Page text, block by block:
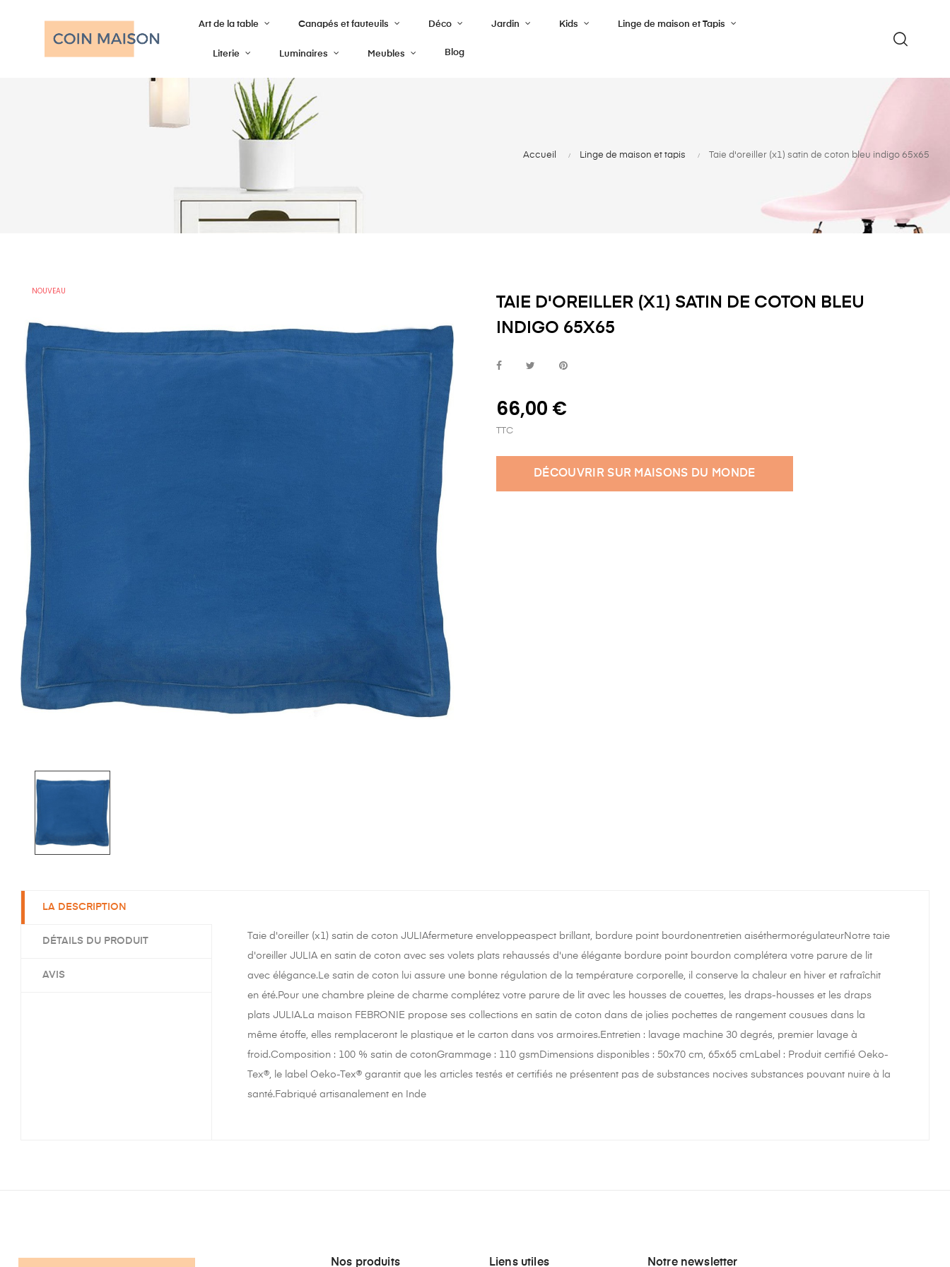
Art de la table Canapés et fauteuils Déco Jardin Kids Linge de maison et Tapis
Literie Luminaires Meubles Blog
Accueil Linge de maison et tapis Taie d'oreiller (x1) satin de coton bleu indigo 65x65
NOUVEAU
TAIE D'OREILLER (X1) SATIN DE COTON BLEU
INDIGO 65X65
66,00 €
TTC
DÉCOUVRIR SUR MAISONS DU MONDE
LA DESCRIPTION
DÉTAILS DU PRODUIT
AVIS
Taie d'oreiller (x1) satin de coton JULIAfermeture enveloppeaspect brillant, bordure point bourdonentretien aiséthermorégulateurNotre taie
d'oreiller JULIA en satin de coton avec ses volets plats rehaussés d'une élégante bordure point bourdon complétera votre parure de lit
avec élégance.Le satin de coton lui assure une bonne régulation de la température corporelle, il conserve la chaleur en hiver et rafraîchit
en été.Pour une chambre pleine de charme complétez votre parure de lit avec les housses de couettes, les draps-housses et les draps
plats JULIA.La maison FEBRONIE propose ses collections en satin de coton dans de jolies pochettes de rangement cousues dans la
même étoffe, elles remplaceront le plastique et le carton dans vos armoires.Entretien : lavage machine 30 degrés, premier lavage à
froid.Composition : 100 % satin de cotonGrammage : 110 gsmDimensions disponibles : 50x70 cm, 65x65 cmLabel : Produit certifié Oeko-
Tex®, le label Oeko-Tex® garantit que les articles testés et certifiés ne présentent pas de substances nocives substances pouvant nuire à la
santé.Fabriqué artisanalement en Inde
Nos produits Liens utiles Notre newsletter